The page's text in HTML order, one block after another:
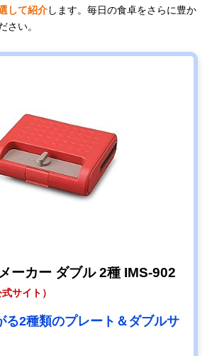
して紹介します。毎日の食卓をさらに豊か
さい。
ーカー ダブル 2種 IMS-902
サイト）
る2種類のプレート＆ダブルサ